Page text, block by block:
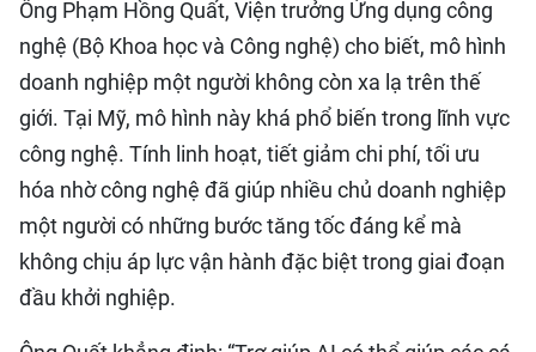
Ông Phạm Hồng Quất, Viện trưởng Ứng dụng công
nghệ (Bộ Khoa học và Công nghệ) cho biết, mô hình
doanh nghiệp một người không còn xa lạ trên thế
giới. Tại Mỹ, mô hình này khá phổ biến trong lĩnh vực
công nghệ. Tính linh hoạt, tiết giảm chi phí, tối ưu
hóa nhờ công nghệ đã giúp nhiều chủ doanh nghiệp
một người có những bước tăng tốc đáng kể mà
không chịu áp lực vận hành đặc biệt trong giai đoạn
đầu khởi nghiệp.